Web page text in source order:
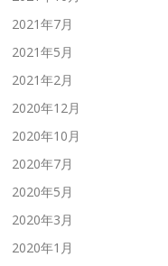
2021年7月
2021年5月
2021年2月
2020年12月
2020年10月
2020年7月
2020年5月
2020年3月
2020年1月